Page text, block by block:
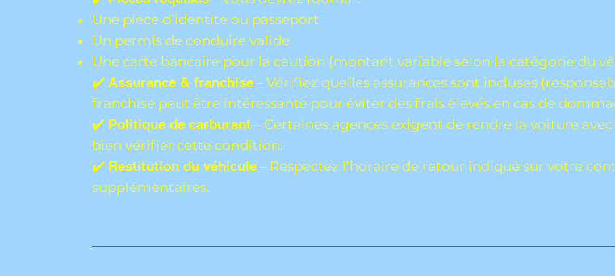
Une pièce d’identité ou passeport
Un permis de conduire valide
Une carte bancaire pour la caution (montant variable selon la catégorie du
✔️ Assurance & franchise– Vérifiez quelles assurances sont incluses
franchise peut être intéressante pour éviter des frais élevés en cas de
✔️ Politique de carburant– Certaines agences exigent de rendre la voiture
bien vérifier cette condition.
✔️ Restitution du véhicule– Respectez l’horaire de retour indiqué sur votre
supplémentaires.